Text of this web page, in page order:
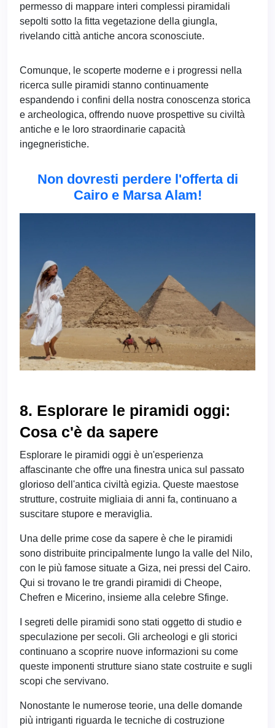
permesso di mappare interi complessi piramidali
sepolti sotto la fitta vegetazione della giungla,
rivelando città antiche ancora sconosciute.
Comunque, le scoperte moderne e i progressi nella
ricerca sulle piramidi stanno continuamente
espandendo i confini della nostra conoscenza storica
e archeologica, offrendo nuove prospettive su civiltà
antiche e le loro straordinarie capacità
ingegneristiche.
Non dovresti perdere l'offerta di
Cairo e Marsa Alam!
8. Esplorare le piramidi oggi:
Cosa c'è da sapere
Esplorare le piramidi oggi è un'esperienza
affascinante che offre una finestra unica sul passato
glorioso dell'antica civiltà egizia. Queste maestose
strutture, costruite migliaia di anni fa, continuano a
suscitare stupore e meraviglia.
Una delle prime cose da sapere è che le piramidi
sono distribuite principalmente lungo la valle del Nilo,
con le più famose situate a Giza, nei pressi del Cairo.
Qui si trovano le tre grandi piramidi di Cheope,
Chefren e Micerino, insieme alla celebre Sfinge.
I segreti delle piramidi sono stati oggetto di studio e
speculazione per secoli. Gli archeologi e gli storici
continuano a scoprire nuove informazioni su come
queste imponenti strutture siano state costruite e sugli
scopi che servivano.
Nonostante le numerose teorie, una delle domande
più intriganti riguarda le tecniche di costruzione